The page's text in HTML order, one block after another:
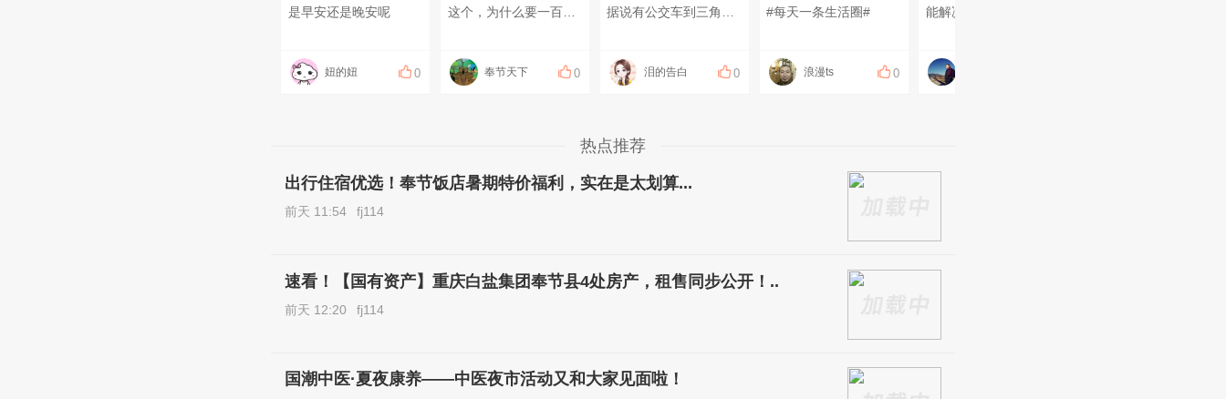
是早安还是晚安呢
妞的妞 0
这个，为什么要一百块才能提现啊啊啊啊啊
奉节天下 0
据说有公交车到三角坝滴，那在哪里坐车呢？#你好，奉节！##有一种心情叫做______#
泪的告白 0
#每天一条生活圈#
浪漫ts 0
热点推荐
出行住宿优选！奉节饭店暑期特价福利，实在是太划算...
前天 11:54 fj114
速看！【国有资产】重庆白盐集团奉节县4处房产，租售同步公开！..
前天 12:20 fj114
国潮中医·夏夜康养——中医夜市活动又和大家见面啦！